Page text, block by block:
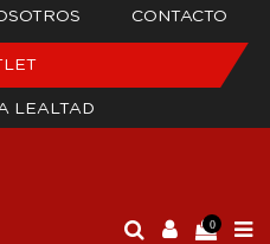
CONTACTO
LEALTAD
0